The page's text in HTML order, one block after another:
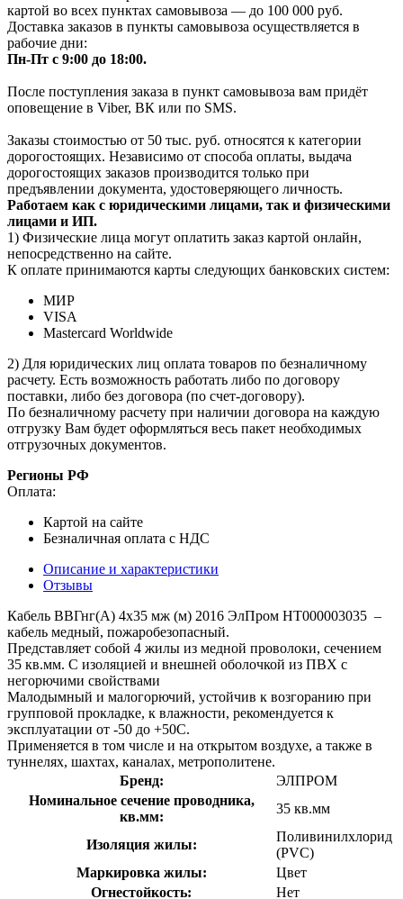
картой во всех пунктах самовывоза — до 100 000 руб.
Доставка заказов в пункты самовывоза осуществляется в
рабочие дни:
Пн-Пт с 9:00 до 18:00.
После поступления заказа в пункт самовывоза вам придёт
оповещение в Viber, ВК или по SMS.
Заказы стоимостью от 50 тыс. руб. относятся к категории
дорогостоящих. Независимо от способа оплаты, выдача
дорогостоящих заказов производится только при
предъявлении документа, удостоверяющего личность.
Работаем как с юридическими лицами, так и физическими
лицами и ИП.
1) Физические лица могут оплатить заказ картой онлайн,
непосредственно на сайте.
К оплате принимаются карты следующих банковских систем:
МИР
VISA
Mastercard Worldwide
2) Для юридических лиц оплата товаров по безналичному
расчету. Есть возможность работать либо по договору
поставки, либо без договора (по счет-договору).
По безналичному расчету при наличии договора на каждую
отгрузку Вам будет оформляться весь пакет необходимых
отгрузочных документов.
Регионы РФ
Оплата:
Картой на сайте
Безналичная оплата с НДС
Описание и характеристики
Отзывы
Кабель ВВГнг(А) 4х35 мж (м) 2016 ЭлПром НТ000003035 –
кабель медный, пожаробезопасный.
Представляет собой 4 жилы из медной проволоки, сечением
35 кв.мм. С изоляцией и внешней оболочкой из ПВХ с
негорючими свойствами
Малодымный и малогорючий, устойчив к возгоранию при
групповой прокладке, к влажности, рекомендуется к
эксплуатации от -50 до +50С.
Применяется в том числе и на открытом воздухе, а также в
туннелях, шахтах, каналах, метрополитене.
Бренд:
ЭЛПРОМ
Номинальное сечение проводника,
кв.мм:
35 кв.мм
Изоляция жилы:
Поливинилхлорид
(PVC)
Маркировка жилы:
Цвет
Огнестойкость:
Нет